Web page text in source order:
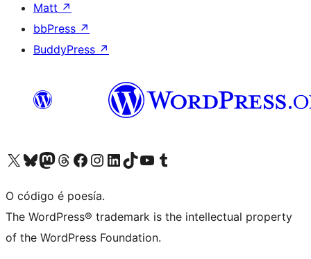
Matt ↗
bbPress ↗
BuddyPress ↗
Visita la cuenta de X (anteriormente Twitter)
Visita a nosa conta de Bluesky
Visita a nosa conta de Mastodon
Visita a nosa conta de Threads
Visita a nosa páxina de Facebook
Visita a nosa conta de Instagram
Visita a nosa conta de LinkedIn
Visita a nosa conta de TikTok
Visita a nosa canle de YouTube
Visita a nosa conta de Tumblr
O código é poesía.
The WordPress® trademark is the intellectual property
of the WordPress Foundation.